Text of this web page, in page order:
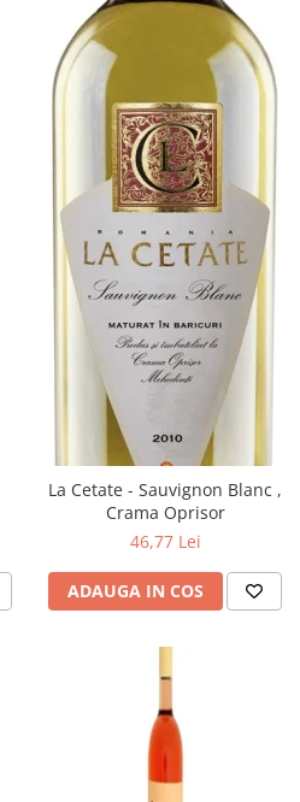
La Cetate - Sauvignon Blanc ,
Crama Oprisor
46,77 Lei
ADAUGA IN COS